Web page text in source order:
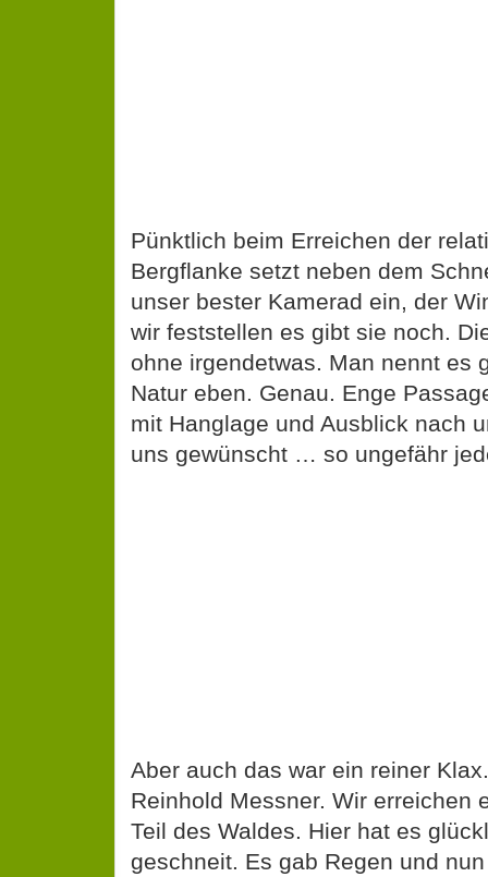
Pünktlich beim Erreichen der
Bergflanke setzt neben dem
unser bester Kamerad ein, der
wir feststellen es gibt sie noch.
ohne irgendetwas. Man nennt es
Natur eben. Genau. Enge
mit Hanglage und Ausblick nach
uns gewünscht … so ungefähr
Aber auch das war ein reiner
Reinhold Messner. Wir erreichen
Teil des Waldes. Hier hat es
geschneit. Es gab Regen und